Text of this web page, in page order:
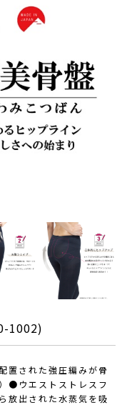
1002)
置された強圧編みが骨
●ウエストストレスフ
放出された水蒸気を吸